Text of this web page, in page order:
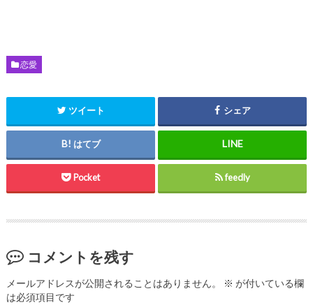
恋愛
ツイート シェア
はてブ
Pocket feedly
コメントを残す
メールアドレスが公開されることはありません。 ※ が付いている欄
は必須項目です